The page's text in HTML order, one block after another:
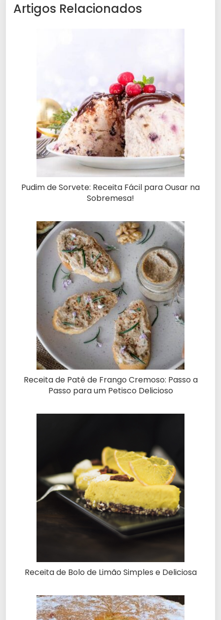
Artigos Relacionados
Pudim de Sorvete: Receita Fácil para Ousar na
Sobremesa!
Receita de Patê de Frango Cremoso: Passo a
Passo para um Petisco Delicioso
Receita de Bolo de Limão Simples e Deliciosa